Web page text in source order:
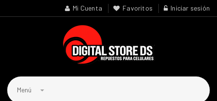
Mi Cuenta Favoritos Iniciar sesión
Menú